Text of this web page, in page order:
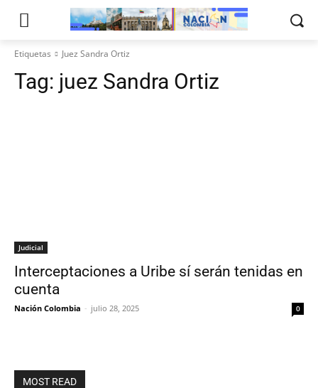
Etiquetas Juez Sandra Ortiz
Tag: juez Sandra Ortiz
Judicial
Interceptaciones a Uribe sí serán tenidas en
cuenta
Nación Colombia - julio 28, 2025 0
MOST READ